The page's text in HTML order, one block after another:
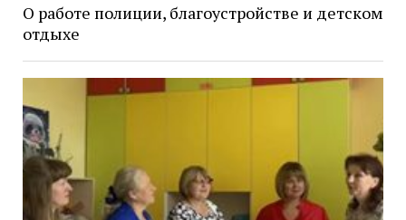
О работе полиции, благоустройстве и детском
отдыхе